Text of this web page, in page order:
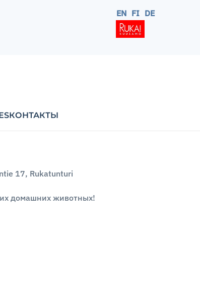
EN FI DE
КОНТАКТЫ
17, Rukatunturi
домашних животных!